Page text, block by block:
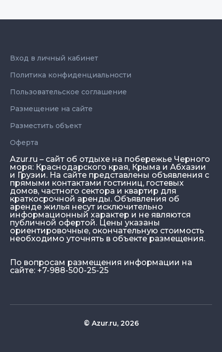
Azur.ru – сайт об отдыхе на побережье Черного
моря: Краснодарского края, Крыма и Абхазии
и Грузии. На сайте представлены объявления с
прямыми контактами гостиниц, гостевых
домов, частного сектора и квартир для
краткосрочной аренды. Объявления об
аренде жилья несут исключительно
информационный характер и не являются
публичной офертой. Цены указаны
ориентировочные, окончательную стоимость
необходимо уточнять в объекте размещения.
По вопросам размещения информации на
сайте: +7-988-500-25-25
Вход в личный кабинет
Политика конфиденциальности
Пользовательское соглашение
Размещение на сайте
Разместить объект
Оферта
© Azur.ru, 2026